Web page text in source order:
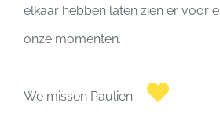
elkaar hebben laten zien er voor
onze momenten.
We missen Paulien